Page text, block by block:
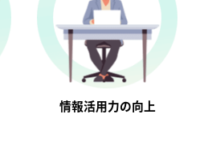
情報活⽤⼒の向上